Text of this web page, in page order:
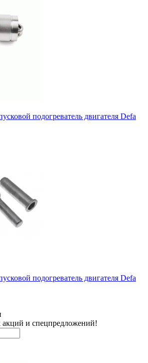
подогреватель двигателя Defa
подогреватель двигателя Defa
акций и спецпредложений!